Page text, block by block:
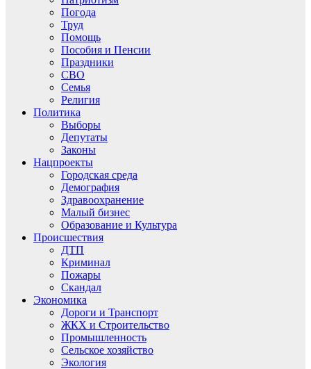
Погода
Труд
Помощь
Пособия и Пенсии
Праздники
СВО
Семья
Религия
Политика
Выборы
Депутаты
Законы
Нацпроекты
Городская среда
Демография
Здравоохранение
Малый бизнес
Образование и Культура
Происшествия
ДТП
Криминал
Пожары
Скандал
Экономика
Дороги и Транспорт
ЖКХ и Строительство
Промышленность
Сельское хозяйство
Экология